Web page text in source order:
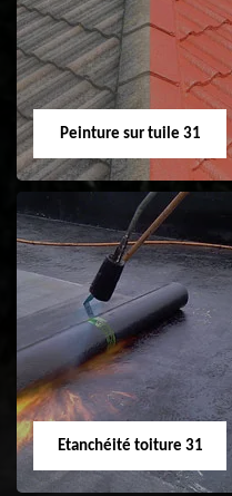
ravalement de
façade 31
Peinture sur tuile 31
Peinture sur tuile
31
Etanchéité toiture 31